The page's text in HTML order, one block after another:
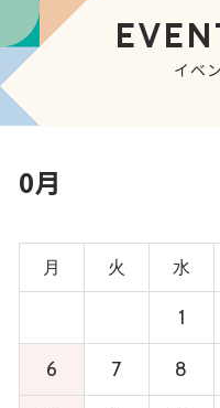
イベ
0月
月 火 水
1
6 7 8